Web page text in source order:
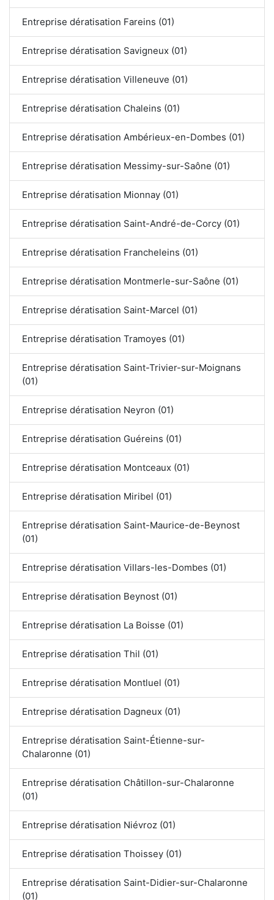
Entreprise dératisation Fareins (01)
Entreprise dératisation Savigneux (01)
Entreprise dératisation Villeneuve (01)
Entreprise dératisation Chaleins (01)
Entreprise dératisation Ambérieux-en-Dombes (01)
Entreprise dératisation Messimy-sur-Saône (01)
Entreprise dératisation Mionnay (01)
Entreprise dératisation Saint-André-de-Corcy (01)
Entreprise dératisation Francheleins (01)
Entreprise dératisation Montmerle-sur-Saône (01)
Entreprise dératisation Saint-Marcel (01)
Entreprise dératisation Tramoyes (01)
Entreprise dératisation Saint-Trivier-sur-Moignans
(01)
Entreprise dératisation Neyron (01)
Entreprise dératisation Guéreins (01)
Entreprise dératisation Montceaux (01)
Entreprise dératisation Miribel (01)
Entreprise dératisation Saint-Maurice-de-Beynost
(01)
Entreprise dératisation Villars-les-Dombes (01)
Entreprise dératisation Beynost (01)
Entreprise dératisation La Boisse (01)
Entreprise dératisation Thil (01)
Entreprise dératisation Montluel (01)
Entreprise dératisation Dagneux (01)
Entreprise dératisation Saint-Étienne-sur-
Chalaronne (01)
Entreprise dératisation Châtillon-sur-Chalaronne
(01)
Entreprise dératisation Niévroz (01)
Entreprise dératisation Thoissey (01)
Entreprise dératisation Saint-Didier-sur-Chalaronne
(01)